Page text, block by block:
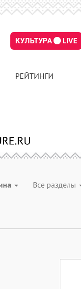
КУЛЬТУРА LIVE
РЕЙТИНГИ
Все разделы